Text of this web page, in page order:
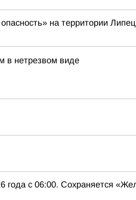
на территории
в нетрезвом виде
с 06:00. Сохраняется